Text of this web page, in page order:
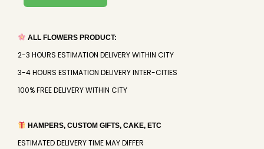
ALL FLOWERS PRODUCT:
2-3 HOURS ESTIMATION DELIVERY WITHIN CITY
3-4 HOURS ESTIMATION DELIVERY INTER-CITIES
100% FREE DELIVERY WITHIN CITY
HAMPERS, CUSTOM GIFTS, CAKE, ETC
ESTIMATED DELIVERY TIME MAY DIFFER